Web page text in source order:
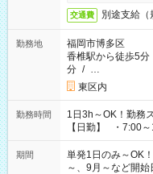
交通費 別途支給（
勤務地
福岡市博多区
香椎駅から徒歩5分
分 / …
東区内
勤務時間
1日3h～OK！勤務
【日勤】 ・7:00
～18:00 ・10:00～
16:00～19:00 【夜勤】 ・17:00～21:00 ・18:00～23:00 ・
21:00～翌6:00 ・
期間
単発1日のみ～OK
～、9月～など開始